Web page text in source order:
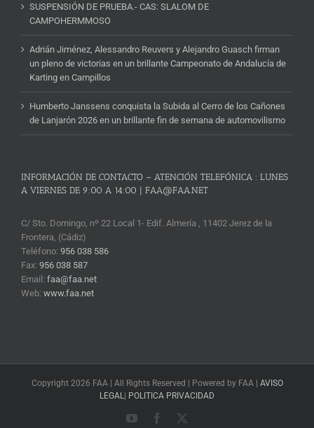
SUSPENSIÓN DE PRUEBA.- CAS: SLALOM DE
CAMPOHERMMOSO
Adrián Jiménez, Alessandro Reuvers y Alejandro Guasch firman
un pleno de victorias en un brillante Campeonato de Andalucía de
Karting en Campillos
Humberto Janssens conquista la Subida al Cerro de los Cañones
de Lanjarón 2026 en un brillante fin de semana de automovilismo
INFORMACIÓN DE CONTACTO – ATENCIÓN TELEFÓNICA : LUNES
A VIERNES DE 9:00 A 14:00 | FAA@FAA.NET
C/ Sto. Domingo, nº 22 Local 1- Edif. Almería , 11402 Jerez de la
Frontera, (Cádiz)
Teléfono: 956 038 586
Fax: 956 038 587
Email: faa@faa.net
Web: www.faa.net
Copyright 2026 FAA | All Rights Reserved | Powered by FAA | AVISO
LEGAL | POLITICA PRIVACIDAD
YouTubeFacebook